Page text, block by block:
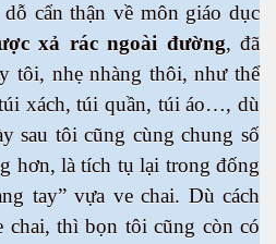
cẩn thận về môn giáo dục
xả rác ngoài đường, đã
tôi, nhẹ nhàng thôi, như thể
xách, túi quần, túi áo…, dù
sau tôi cũng cùng chung số
hơn, là tích tụ lại trong đống
tay” vựa ve chai. Dù cách
chai, thì bọn tôi cũng còn có